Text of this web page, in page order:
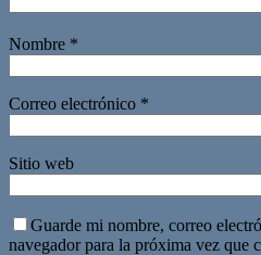
Nombre *
Correo electrónico *
Sitio web
Guarde mi nombre, correo
navegador para la próxima vez que